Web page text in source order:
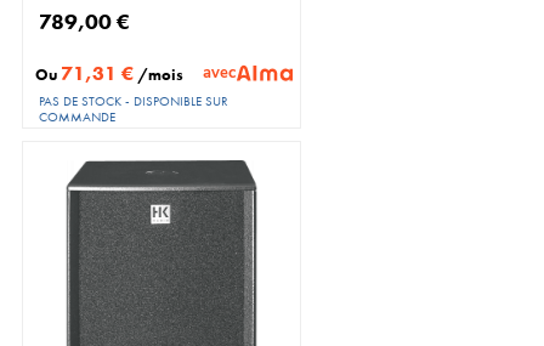
789,00 €
Ou 71,31 € /mois avec
PAS DE STOCK - DISPONIBLE SUR
COMMANDE